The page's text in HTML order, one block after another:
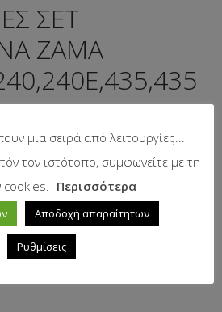
ΣΕΤ
ZAMA
35-113
τιμή:4.66€
μια σειρά από λειτουργίες...
τον ιστότοπο, συμφωνείτε με τη
Περισσότερα
Αποδοχή απαραίτητων
Ρυθμίσεις